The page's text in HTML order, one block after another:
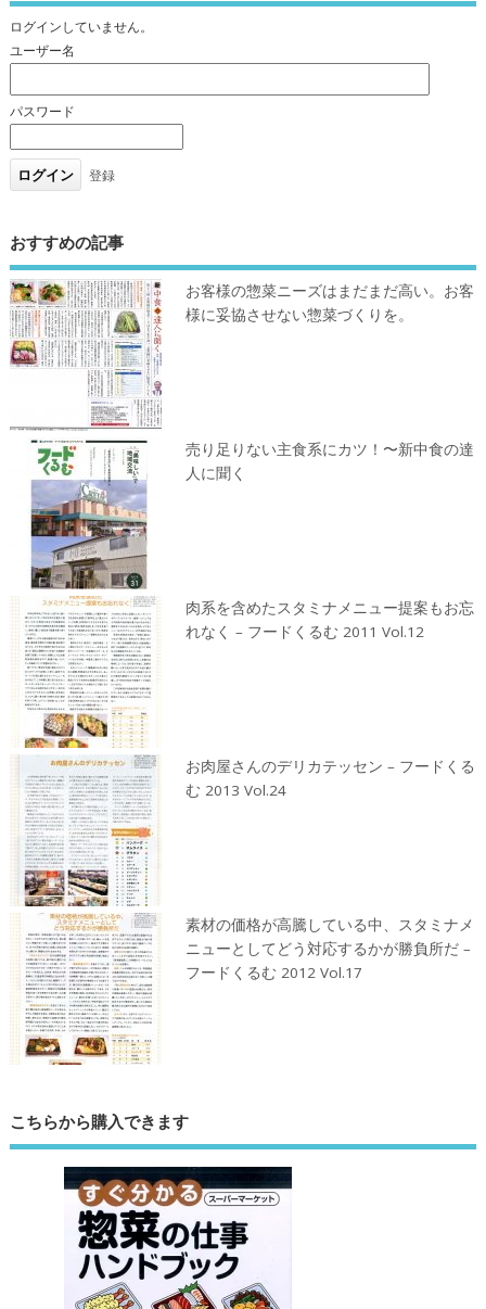
ログインしていません。
ユーザー名
パスワード
登録
おすすめの記事
お客様の惣菜ニーズはまだまだ高い。お客
様に妥協させない惣菜づくりを。
売り足りない主食系にカツ！〜新中食の達
人に聞く
肉系を含めたスタミナメニュー提案もお忘
れなく – フードくるむ 2011 Vol.12
お肉屋さんのデリカテッセン – フードくる
む 2013 Vol.24
素材の価格が高騰している中、スタミナメ
ニューとしてどう対応するかが勝負所だ –
フードくるむ 2012 Vol.17
こちらから購入できます